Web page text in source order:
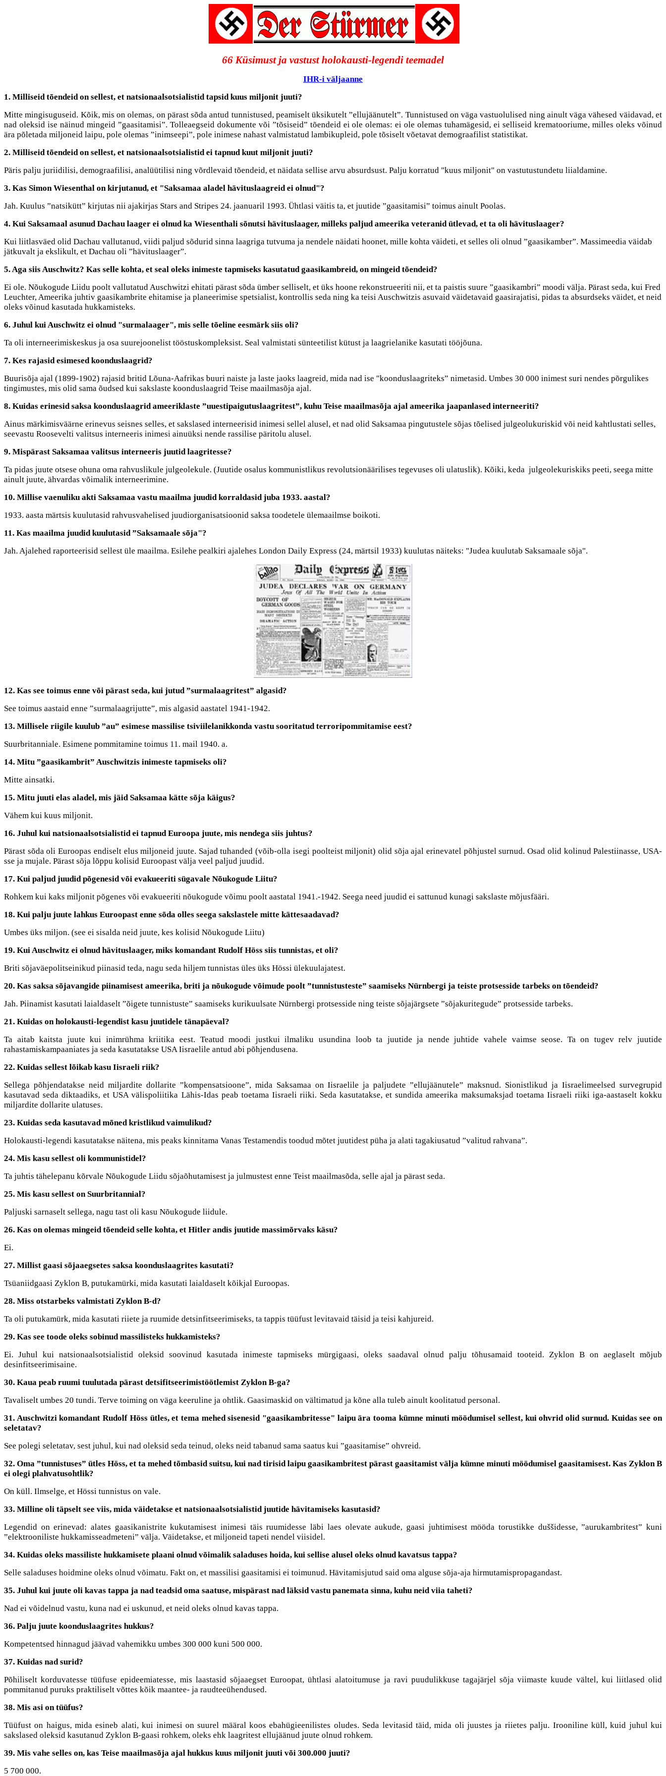
66 Küsimust ja vastust holokausti-legendi teemadel
IHR-i väljaanne
1. Milliseid tõendeid on sellest, et natsionaalsotsialistid tapsid kuus miljonit juuti?
Mitte mingisuguseid. Kõik, mis on olemas, on pärast sõda antud tunnistused, peamiselt üksikutelt ”ellujäänutelt”. Tunnistused on väga vastuolulised ning ainult väga vähesed väidavad, et
nad oleksid ise näinud mingeid ”gaasitamisi”. Tolleaegseid dokumente või ”tõsiseid” tõendeid ei ole olemas: ei ole olemas tuhamägesid, ei selliseid krematooriume, milles oleks võinud
ära põletada miljoneid laipu, pole olemas ”inimseepi”, pole inimese nahast valmistatud lambikupleid, pole tõsiselt võetavat demograafilist statistikat.
2. Milliseid tõendeid on sellest, et natsionaalsotsialistid ei tapnud kuut miljonit juuti?
Päris palju juriidilisi, demograafilisi, analüütilisi ning võrdlevaid tõendeid, et näidata sellise arvu absurdsust. Palju korratud "kuus miljonit" on vastutustundetu liialdamine.
3. Kas Simon Wiesenthal on kirjutanud, et "Saksamaa aladel hävituslaagreid ei olnud"?
Jah. Kuulus ”natsikütt” kirjutas nii ajakirjas Stars and Stripes 24. jaanuaril 1993. Ühtlasi väitis ta, et juutide ”gaasitamisi” toimus ainult Poolas.
4. Kui Saksamaal asunud Dachau laager ei olnud ka Wiesenthali sõnutsi hävituslaager, milleks paljud ameerika veteranid ütlevad, et ta oli hävituslaager?
Kui liitlasväed olid Dachau vallutanud, viidi paljud sõdurid sinna laagriga tutvuma ja nendele näidati hoonet, mille kohta väideti, et selles oli olnud ”gaasikamber”. Massimeedia väidab
jätkuvalt ja ekslikult, et Dachau oli ”hävituslaager”.
5. Aga siis Auschwitz? Kas selle kohta, et seal oleks inimeste tapmiseks kasutatud gaasikambreid, on mingeid tõendeid?
Ei ole. Nõukogude Liidu poolt vallutatud Auschwitzi ehitati pärast sõda ümber selliselt, et üks hoone rekonstrueeriti nii, et ta paistis suure ”gaasikambri” moodi välja. Pärast seda, kui Fred
Leuchter, Ameerika juhtiv gaasikambrite ehitamise ja planeerimise spetsialist, kontrollis seda ning ka teisi Auschwitzis asuvaid väidetavaid gaasirajatisi, pidas ta absurdseks väidet, et neid
oleks võinud kasutada hukkamisteks.
6. Juhul kui Auschwitz ei olnud "surmalaager", mis selle tõeline eesmärk siis oli?
Ta oli interneerimiskeskus ja osa suurejoonelist tööstuskompleksist. Seal valmistati sünteetilist kütust ja laagrielanike kasutati tööjõuna.
7. Kes rajasid esimesed koonduslaagrid?
Buurisõja ajal (1899-1902) rajasid britid Lõuna-Aafrikas buuri naiste ja laste jaoks laagreid, mida nad ise "koonduslaagriteks” nimetasid. Umbes 30 000 inimest suri nendes põrgulikes
tingimustes, mis olid sama õudsed kui sakslaste koonduslaagrid Teise maailmasõja ajal.
8. Kuidas erinesid saksa koonduslaagrid ameeriklaste ”uuestipaigutuslaagritest”, kuhu Teise maailmasõja ajal ameerika jaapanlased interneeriti?
Ainus märkimisväärne erinevus seisnes selles, et sakslased interneerisid inimesi sellel alusel, et nad olid Saksamaa pingutustele sõjas tõelised julgeolukuriskid või neid kahtlustati selles,
seevastu Roosevelti valitsus interneeris inimesi ainuüksi nende rassilise päritolu alusel.
9. Mispärast Saksamaa valitsus interneeris juutid laagritesse?
Ta pidas juute otsese ohuna oma rahvuslikule julgeolekule. (Juutide osalus kommunistlikus revolutsionäärilises tegevuses oli ulatuslik). Kõiki, keda julgeolekuriskiks peeti, seega mitte
ainult juute, ähvardas võimalik interneerimine.
10. Millise vaenuliku akti Saksamaa vastu maailma juudid korraldasid juba 1933. aastal?
1933. aasta märtsis kuulutasid rahvusvahelised juudiorganisatsioonid saksa toodetele ülemaailmse boikoti.
11. Kas maailma juudid kuulutasid ”Saksamaale sõja"?
Jah. Ajalehed raporteerisid sellest üle maailma. Esilehe pealkiri ajalehes London Daily Express (24, märtsil 1933) kuulutas näiteks: "Judea kuulutab Saksamaale sõja".
12. Kas see toimus enne või pärast seda, kui jutud ”surmalaagritest” algasid?
See toimus aastaid enne ”surmalaagrijutte”, mis algasid aastatel 1941-1942.
13. Millisele riigile kuulub ”au” esimese massilise tsiviilelanikkonda vastu sooritatud terroripommitamise eest?
Suurbritanniale. Esimene pommitamine toimus 11. mail 1940. a.
14. Mitu ”gaasikambrit” Auschwitzis inimeste tapmiseks oli?
Mitte ainsatki.
15. Mitu juuti elas aladel, mis jäid Saksamaa kätte sõja käigus?
Vähem kui kuus miljonit.
16. Juhul kui natsionaalsotsialistid ei tapnud Euroopa juute, mis nendega siis juhtus?
Pärast sõda oli Euroopas endiselt elus miljoneid juute. Sajad tuhanded (võib-olla isegi poolteist miljonit) olid sõja ajal erinevatel põhjustel surnud. Osad olid kolinud Palestiinasse, USA-
sse ja mujale. Pärast sõja lõppu kolisid Euroopast välja veel paljud juudid.
17. Kui paljud juudid põgenesid või evakueeriti sügavale Nõukogude Liitu?
Rohkem kui kaks miljonit põgenes või evakueeriti nõukogude võimu poolt aastatal 1941.-1942. Seega need juudid ei sattunud kunagi sakslaste mõjusfääri.
18. Kui palju juute lahkus Euroopast enne sõda olles seega sakslastele mitte kättesaadavad?
Umbes üks miljon. (see ei sisalda neid juute, kes kolisid Nõukogude Liitu)
19. Kui Auschwitz ei olnud hävituslaager, miks komandant Rudolf Höss siis tunnistas, et oli?
Briti sõjaväepolitseinikud piinasid teda, nagu seda hiljem tunnistas üles üks Hössi ülekuulajatest.
20. Kas saksa sõjavangide piinamisest ameerika, briti ja nõukogude võimude poolt ”tunnistusteste” saamiseks Nürnbergi ja teiste protsesside tarbeks on tõendeid?
Jah. Piinamist kasutati laialdaselt ”õigete tunnistuste” saamiseks kurikuulsate Nürnbergi protsesside ning teiste sõjajärgsete ”sõjakuritegude” protsesside tarbeks.
21. Kuidas on holokausti-legendist kasu juutidele tänapäeval?
Ta aitab kaitsta juute kui inimrühma kriitika eest. Teatud moodi justkui ilmaliku usundina loob ta juutide ja nende juhtide vahele vaimse seose. Ta on tugev relv juutide
rahastamiskampaaniates ja seda kasutatakse USA Iisraelile antud abi põhjendusena.
22. Kuidas sellest lõikab kasu Iisraeli riik?
Sellega põhjendatakse neid miljardite dollarite ”kompensatsioone”, mida Saksamaa on Iisraelile ja paljudete ”ellujäänutele” maksnud. Sionistlikud ja Iisraelimeelsed survegrupid
kasutavad seda diktaadiks, et USA välispoliitika Lähis-Idas peab toetama Iisraeli riiki. Seda kasutatakse, et sundida ameerika maksumaksjad toetama Iisraeli riiki iga-aastaselt kokku
miljardite dollarite ulatuses.
23. Kuidas seda kasutavad mõned kristlikud vaimulikud?
Holokausti-legendi kasutatakse näitena, mis peaks kinnitama Vanas Testamendis toodud mõtet juutidest püha ja alati tagakiusatud ”valitud rahvana”.
24. Mis kasu sellest oli kommunistidel?
Ta juhtis tähelepanu kõrvale Nõukogude Liidu sõjaõhutamisest ja julmustest enne Teist maailmasõda, selle ajal ja pärast seda.
25. Mis kasu sellest on Suurbritannial?
Paljuski sarnaselt sellega, nagu tast oli kasu Nõukogude liidule.
26. Kas on olemas mingeid tõendeid selle kohta, et Hitler andis juutide massimõrvaks käsu?
Ei.
27. Millist gaasi sõjaaegsetes saksa koonduslaagrites kasutati?
Tsüaniidgaasi Zyklon B, putukamürki, mida kasutati laialdaselt kõikjal Euroopas.
28. Miss otstarbeks valmistati Zyklon B-d?
Ta oli putukamürk, mida kasutati riiete ja ruumide detsinfitseerimiseks, ta tappis tüüfust levitavaid täisid ja teisi kahjureid.
29. Kas see toode oleks sobinud massilisteks hukkamisteks?
Ei. Juhul kui natsionaalsotsialistid oleksid soovinud kasutada inimeste tapmiseks mürgigaasi, oleks saadaval olnud palju tõhusamaid tooteid. Zyklon B on aeglaselt mõjub
desinfitseerimisaine.
30. Kaua peab ruumi tuulutada pärast detsifitseerimistöötlemist Zyklon B-ga?
Tavaliselt umbes 20 tundi. Terve toiming on väga keeruline ja ohtlik. Gaasimaskid on vältimatud ja kõne alla tuleb ainult koolitatud personal.
31. Auschwitzi komandant Rudolf Höss ütles, et tema mehed sisenesid "gaasikambritesse" laipu ära tooma kümne minuti möödumisel sellest, kui ohvrid olid surnud. Kuidas see on
seletatav?
See polegi seletatav, sest juhul, kui nad oleksid seda teinud, oleks neid tabanud sama saatus kui ”gaasitamise” ohvreid.
32. Oma ”tunnistuses” ütles Höss, et ta mehed tõmbasid suitsu, kui nad tirisid laipu gaasikambritest pärast gaasitamist välja kümne minuti möödumisel gaasitamisest. Kas Zyklon B
ei olegi plahvatusohtlik?
On küll. Ilmselge, et Hössi tunnistus on vale.
33. Milline oli täpselt see viis, mida väidetakse et natsionaalsotsialistid juutide hävitamiseks kasutasid?
Legendid on erinevad: alates gaasikanistrite kukutamisest inimesi täis ruumidesse läbi laes olevate aukude, gaasi juhtimisest mööda torustikke duššidesse, ”aurukambritest” kuni
”elektrooniliste hukkamisseadmeteni” välja. Väidetakse, et miljoneid tapeti nendel viisidel.
34. Kuidas oleks massiliste hukkamisete plaani olnud võimalik saladuses hoida, kui sellise alusel oleks olnud kavatsus tappa?
Selle saladuses hoidmine oleks olnud võimatu. Fakt on, et massilisi gaasitamisi ei toimunud. Hävitamisjutud said oma alguse sõja-aja hirmutamispropagandast.
35. Juhul kui juute oli kavas tappa ja nad teadsid oma saatuse, mispärast nad läksid vastu panemata sinna, kuhu neid viia taheti?
Nad ei võidelnud vastu, kuna nad ei uskunud, et neid oleks olnud kavas tappa.
36. Palju juute koonduslaagrites hukkus?
Kompetentsed hinnagud jäävad vahemikku umbes 300 000 kuni 500 000.
37. Kuidas nad surid?
Põhiliselt korduvatesse tüüfuse epideemiatesse, mis laastasid sõjaaegset Euroopat, ühtlasi alatoitumuse ja ravi puudulikkuse tagajärjel sõja viimaste kuude vältel, kui liitlased olid
pommitanud puruks praktiliselt võttes kõik maantee- ja raudteeühendused.
38. Mis asi on tüüfus?
Tüüfust on haigus, mida esineb alati, kui inimesi on suurel määral koos ebahügieenilistes oludes. Seda levitasid täid, mida oli juustes ja riietes palju. Irooniline küll, kuid juhul kui
sakslased oleksid kasutanud Zyklon B-gaasi rohkem, oleks ehk laagritest ellujäänud juute olnud rohkem.
39. Mis vahe selles on, kas Teise maailmasõja ajal hukkus kuus miljonit juuti või 300.000 juuti?
5 700 000.